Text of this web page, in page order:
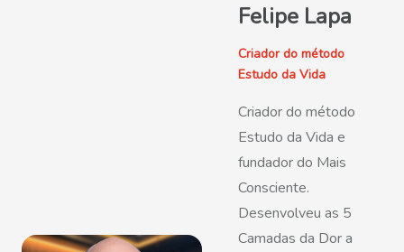
Felipe Lapa
Criador do método
Estudo da Vida
Criador do método
Estudo da Vida e
fundador do Mais
Consciente.
Desenvolveu as 5
Camadas da Dor a